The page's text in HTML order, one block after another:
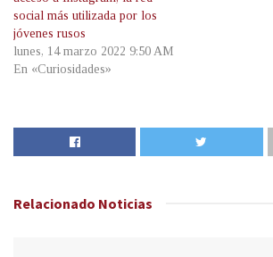
social más utilizada por los
jóvenes rusos
lunes, 14 marzo 2022 9:50 AM
En «Curiosidades»
Relacionado Noticias